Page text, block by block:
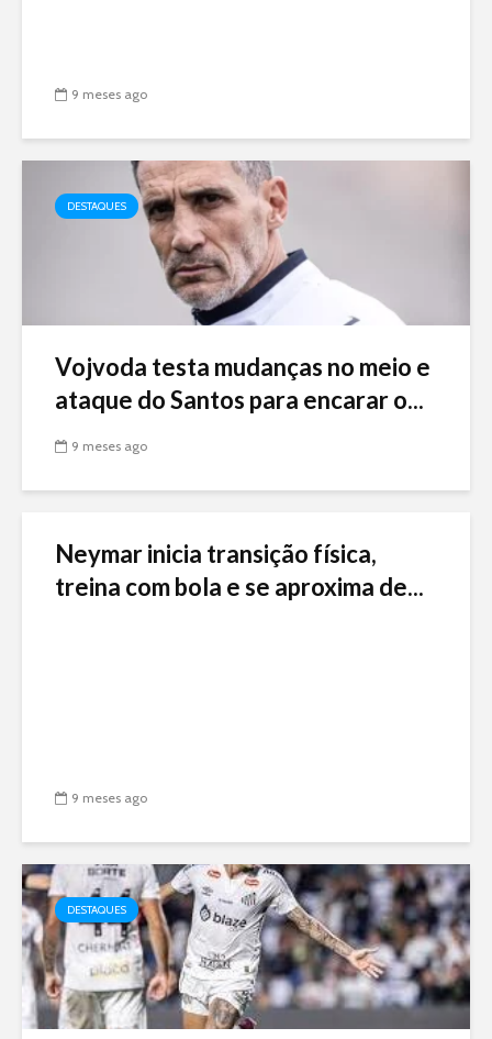
9 meses ago
DESTAQUES
Vojvoda testa mudanças no meio e
ataque do Santos para encarar o...
9 meses ago
Neymar inicia transição física,
treina com bola e se aproxima de...
9 meses ago
DESTAQUES